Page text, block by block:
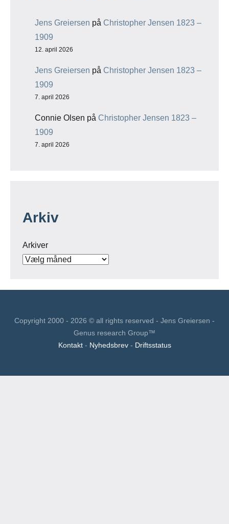
Jens Greiersen på Christopher Jensen 1823 –
1909
12. april 2026
Jens Greiersen på Christopher Jensen 1823 –
1909
7. april 2026
Connie Olsen på Christopher Jensen 1823 –
1909
7. april 2026
Arkiv
Arkiver
Copyright 2000 - 2026 © all rights reserved - Jens Greiersen -
Genus research Group™
Kontakt- Nyhedsbrev- Driftsstatus